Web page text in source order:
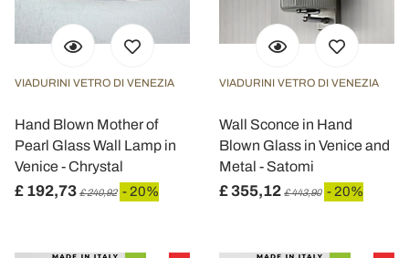
VIADURINI VETRO DI VENEZIA
Hand Blown Mother of
Pearl Glass Wall Lamp in
Venice - Chrystal
£ 192,73 £ 240,92 - 20%
VIADURINI VETRO DI VENEZIA
Wall Sconce in Hand
Blown Glass in Venice and
Metal - Satomi
£ 355,12 £ 443,90 - 20%